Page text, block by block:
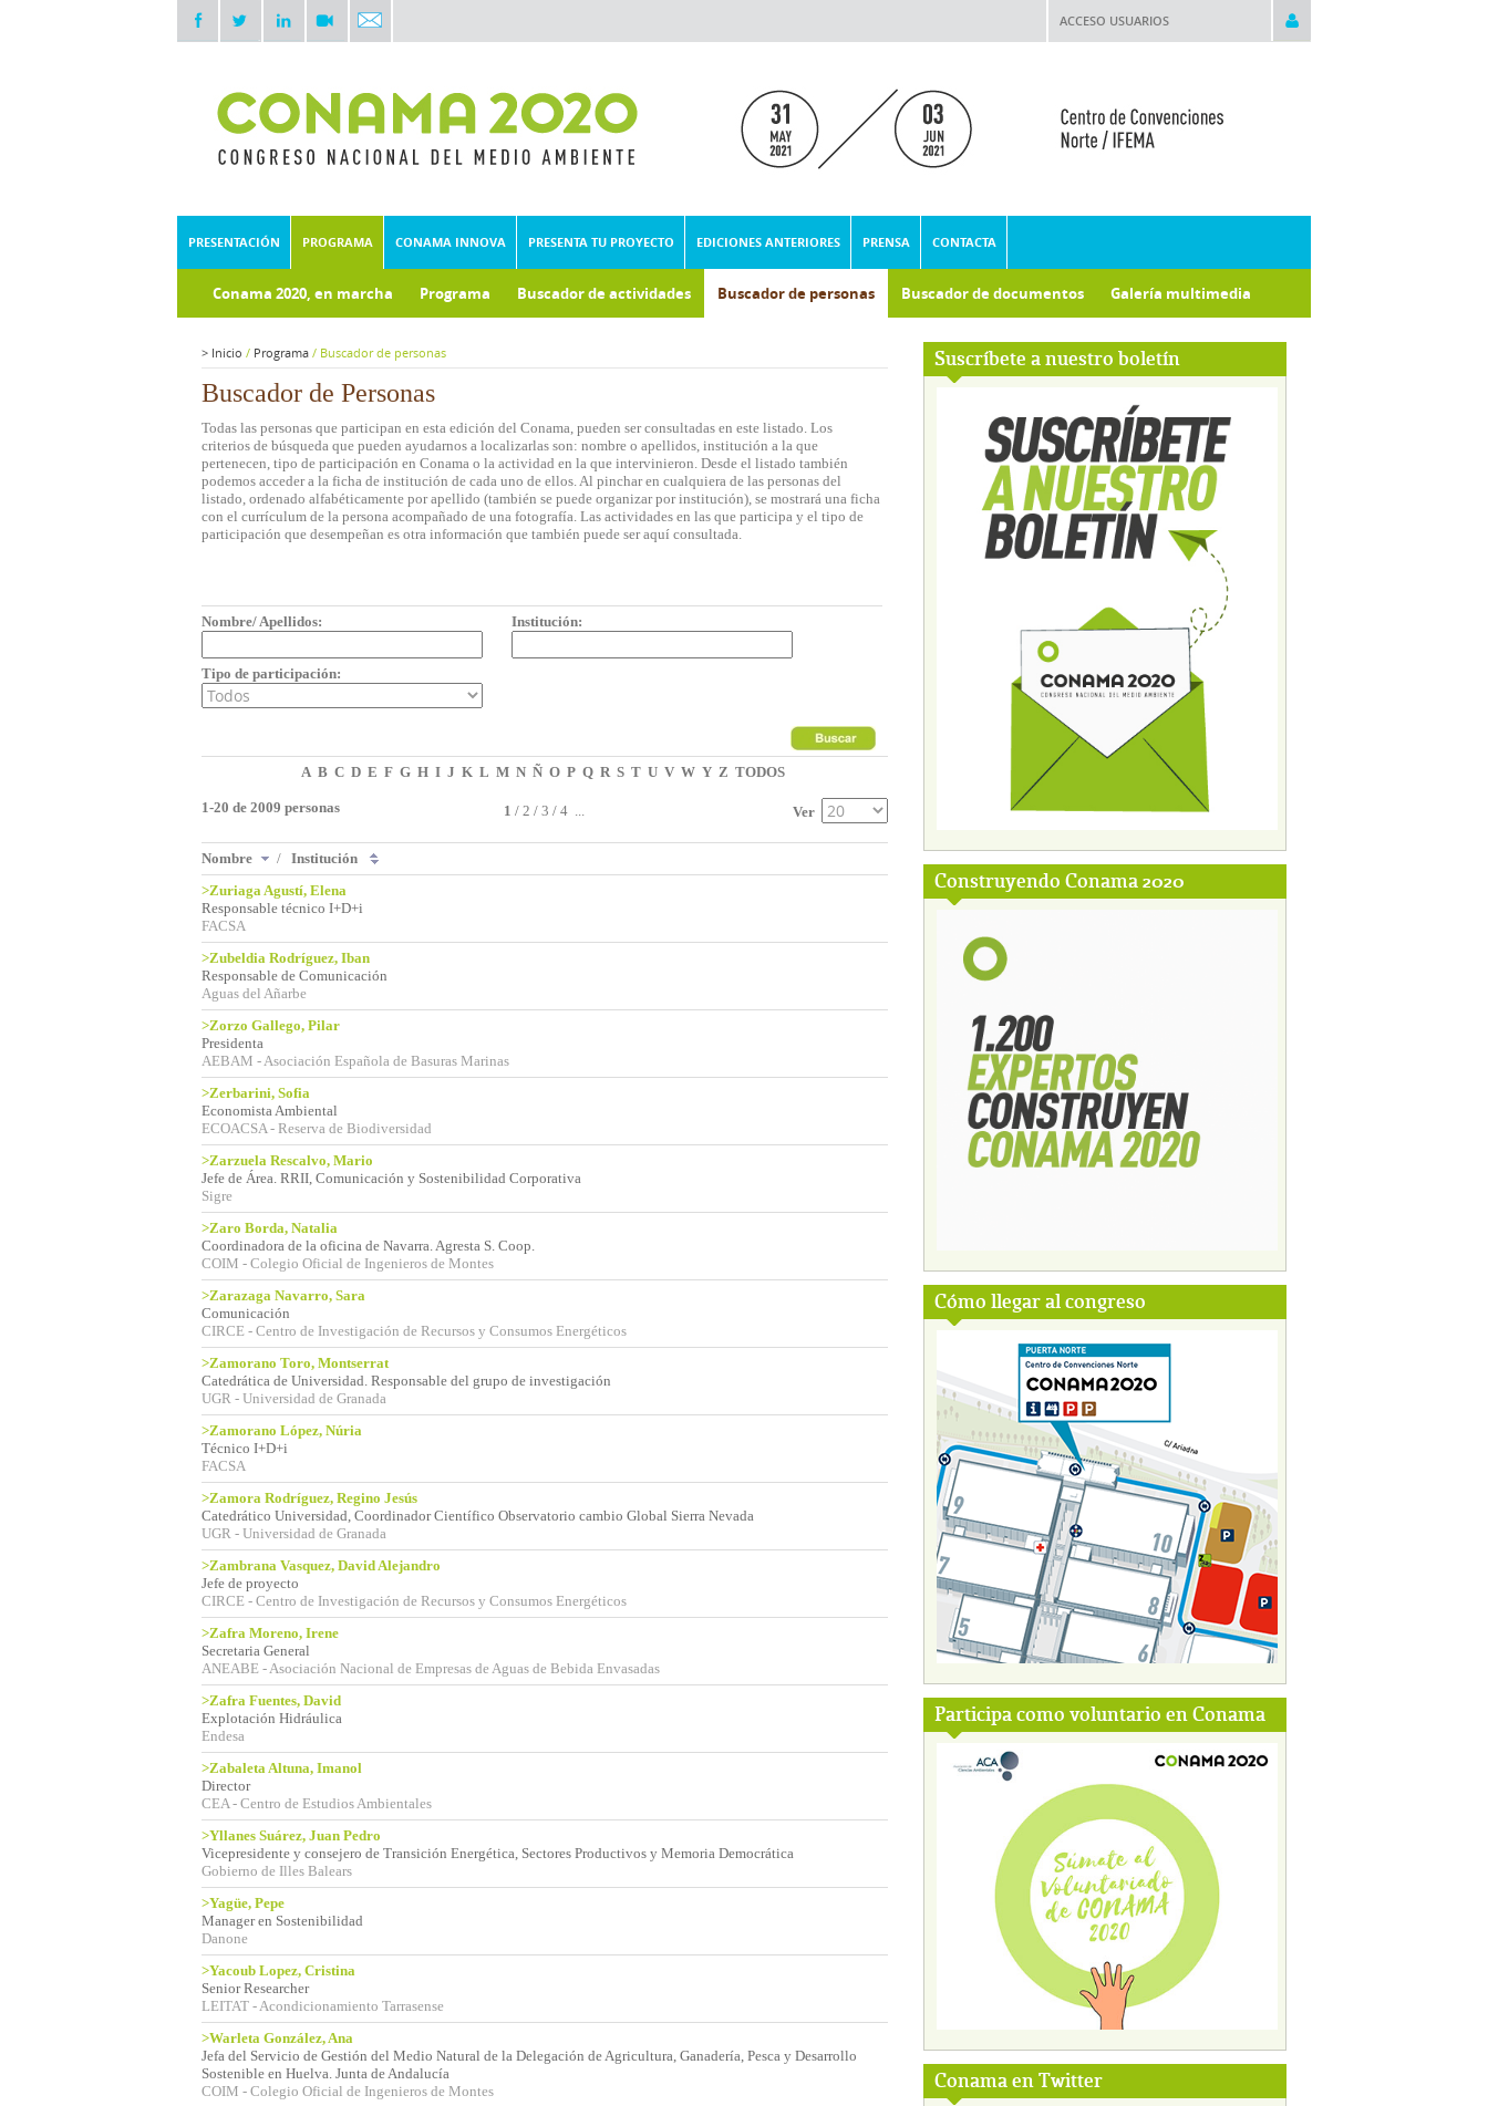
ACCESO USUARIOS
PRESENTACIÓN PROGRAMA CONAMA INNOVA PRESENTA TU PROYECTO EDICIONES ANTERIORES PRENSA CONTACTA
Conama 2020, en marcha Programa Buscador de actividades Buscador de personas Buscador de documentos Galería multimedia
Suscríbete a nuestro boletín
Construyendo Conama 2020
Cómo llegar al congreso
Participa como voluntario en Conama
Conama en Twitter
> Inicio / Programa / Buscador de personas
Buscador de Personas
Todas las personas que participan en esta edición del Conama, pueden ser consultadas en este listado. Los
criterios de búsqueda que pueden ayudarnos a localizarlas son: nombre o apellidos, institución a la que
pertenecen, tipo de participación en Conama o la actividad en la que intervinieron. Desde el listado también
podemos acceder a la ficha de institución de cada uno de ellos. Al pinchar en cualquiera de las personas del
listado, ordenado alfabéticamente por apellido (también se puede organizar por institución), se mostrará una ficha
con el currículum de la persona acompañado de una fotografía. Las actividades en las que participa y el tipo de
participación que desempeñan es otra información que también puede ser aquí consultada.
Nombre/ Apellidos: Institución:
Tipo de participación:
A B C D E F G H I J K L M N Ñ O P Q R S T U V W Y Z TODOS
1-20 de 2009 personas 1 / 2 / 3 / 4 ... Ver
Nombre / Institución
>Zuriaga Agustí, Elena
Responsable técnico I+D+i
FACSA
>Zubeldia Rodríguez, Iban
Responsable de Comunicación
Aguas del Añarbe
>Zorzo Gallego, Pilar
Presidenta
AEBAM - Asociación Española de Basuras Marinas
>Zerbarini, Sofia
Economista Ambiental
ECOACSA - Reserva de Biodiversidad
>Zarzuela Rescalvo, Mario
Jefe de Área. RRII, Comunicación y Sostenibilidad Corporativa
Sigre
>Zaro Borda, Natalia
Coordinadora de la oficina de Navarra. Agresta S. Coop.
COIM - Colegio Oficial de Ingenieros de Montes
>Zarazaga Navarro, Sara
Comunicación
CIRCE - Centro de Investigación de Recursos y Consumos Energéticos
>Zamorano Toro, Montserrat
Catedrática de Universidad. Responsable del grupo de investigación
UGR - Universidad de Granada
>Zamorano López, Núria
Técnico I+D+i
FACSA
>Zamora Rodríguez, Regino Jesús
Catedrático Universidad, Coordinador Científico Observatorio cambio Global Sierra Nevada
UGR - Universidad de Granada
>Zambrana Vasquez, David Alejandro
Jefe de proyecto
CIRCE - Centro de Investigación de Recursos y Consumos Energéticos
>Zafra Moreno, Irene
Secretaria General
ANEABE - Asociación Nacional de Empresas de Aguas de Bebida Envasadas
>Zafra Fuentes, David
Explotación Hidráulica
Endesa
>Zabaleta Altuna, Imanol
Director
CEA - Centro de Estudios Ambientales
>Yllanes Suárez, Juan Pedro
Vicepresidente y consejero de Transición Energética, Sectores Productivos y Memoria Democrática
Gobierno de Illes Balears
>Yagüe, Pepe
Manager en Sostenibilidad
Danone
>Yacoub Lopez, Cristina
Senior Researcher
LEITAT - Acondicionamiento Tarrasense
>Warleta González, Ana
Jefa del Servicio de Gestión del Medio Natural de la Delegación de Agricultura, Ganadería, Pesca y Desarrollo
Sostenible en Huelva. Junta de Andalucía
COIM - Colegio Oficial de Ingenieros de Montes